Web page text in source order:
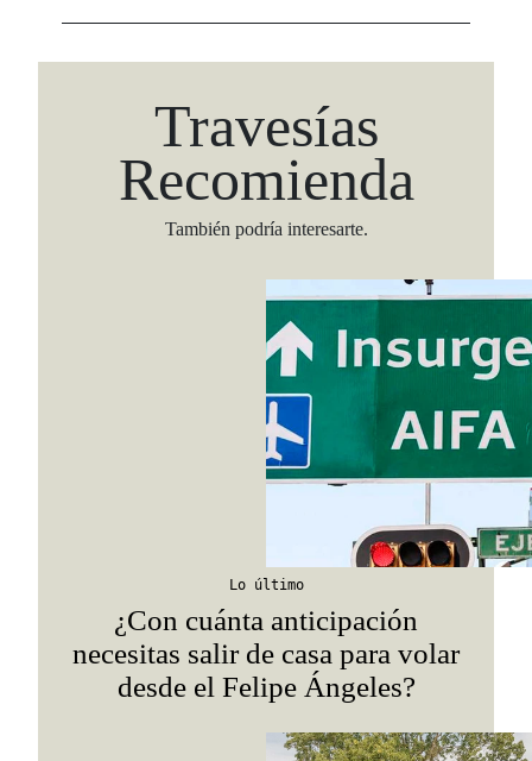
Travesías
Recomienda
También podría interesarte.
Lo último
¿Con cuánta anticipación
necesitas salir de casa para volar
desde el Felipe Ángeles?
Viaja con Travesías, recibe cada semana
itinerarios, tips de insider y las guías más